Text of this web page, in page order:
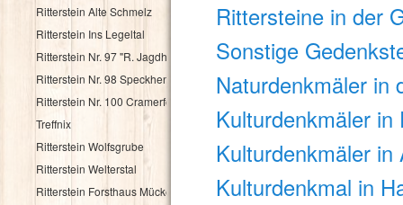
Ritterstein Alte Schmelz
Ritterstein Ins Legeltal
Ritterstein Nr. 97 "R. Jagdhaus"
Ritterstein Nr. 98 Speckhenrich
Ritterstein Nr. 100 Cramerfels
Treffnix
Ritterstein Wolfsgrube
Ritterstein Welterstal
Ritterstein Forsthaus Mückenwies
Rittersteine in der
Sonstige
Naturdenkmäler in
Kulturdenkmäler in
Kulturdenkmäler in
Kulturdenkmal in